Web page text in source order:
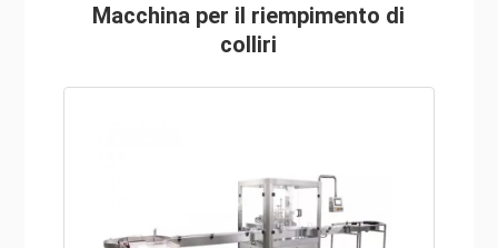
Macchina per il riempimento di
colliri